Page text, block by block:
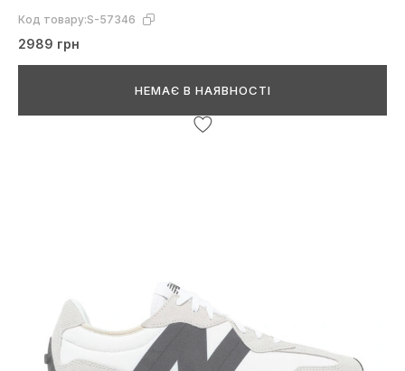
Код товару:S-57346
2989 грн
НЕМАЄ В НАЯВНОСТІ